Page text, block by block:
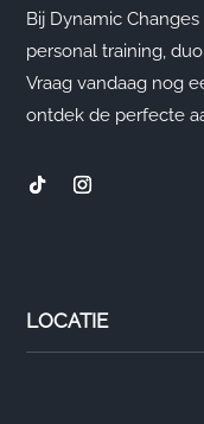
Bij Dynamic
personal training,
Vraag vandaag nog
ontdek de perfecte
LOCATIE